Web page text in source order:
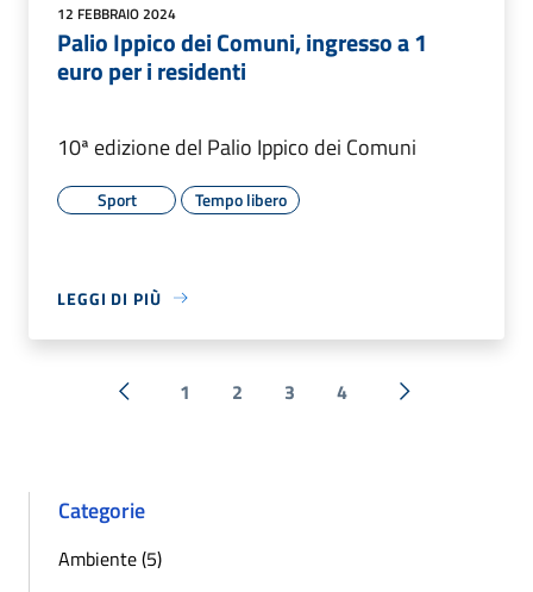
12 FEBBRAIO 2024
Palio Ippico dei Comuni, ingresso a 1
euro per i residenti
10ª edizione del Palio Ippico dei Comuni
Sport Tempo libero
LEGGI DI PIÙ
« Precedente
1 2 3 4 Successiva »
Categorie
Ambiente (5)